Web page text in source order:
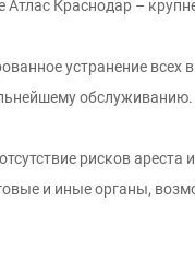
Атлас Краснодар –
устранение
обслуживанию.
рисков
и иные органы,